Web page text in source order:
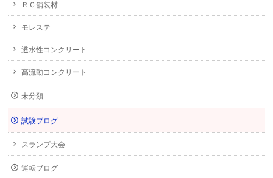
ＲＣ舗装材
モレステ
透水性コンクリート
高流動コンクリート
未分類
試験ブログ
スランプ大会
運転ブログ